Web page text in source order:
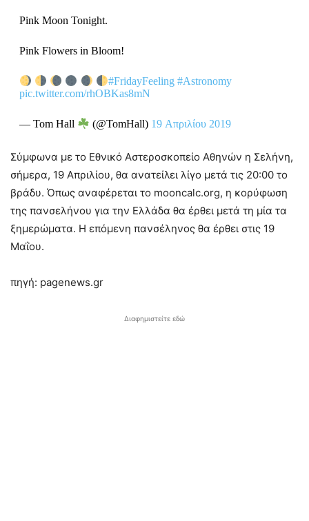
Pink Moon Tonight.
Pink Flowers in Bloom!
#FridayFeeling #Astronomy
pic.twitter.com/rhOBKas8mN
— Tom Hall (@TomHall) 19 Απριλίου 2019
Σύμφωνα με το Εθνικό Αστεροσκοπείο Αθηνών η Σελήνη,
σήμερα, 19 Απριλίου, θα ανατείλει λίγο μετά τις 20:00 το
βράδυ. Όπως αναφέρεται το mooncalc.org, η κορύφωση
της πανσελήνου για την Ελλάδα θα έρθει μετά τη μία τα
ξημερώματα. Η επόμενη πανσέληνος θα έρθει στις 19
Μαΐου.
πηγή: pagenews.gr
Διαφημιστείτε εδώ